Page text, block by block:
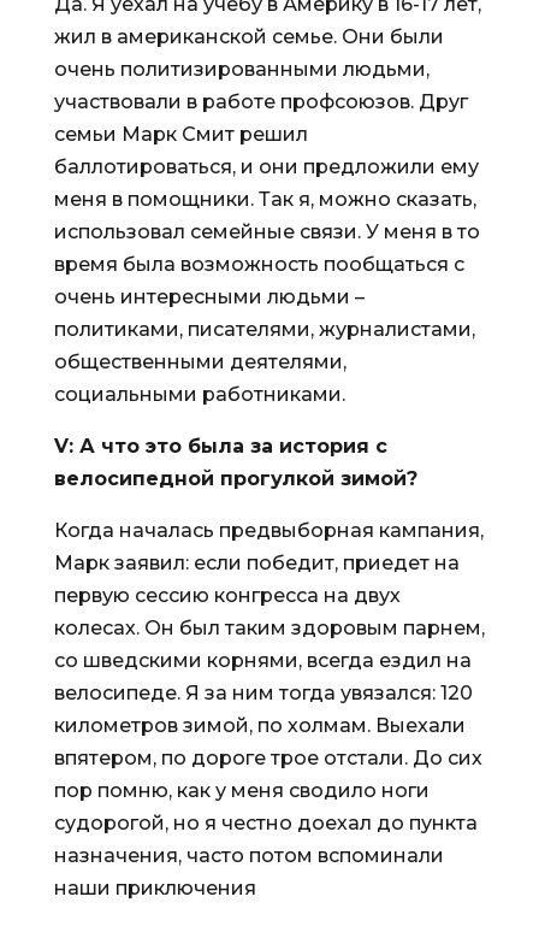
жил в американской семье. Они были
очень политизированными людьми,
участвовали в работе профсоюзов. Друг
семьи Марк Смит решил
баллотироваться, и они предложили ему
меня в помощники. Так я, можно сказать,
использовал семейные связи. У меня в то
время была возможность пообщаться с
очень интересными людьми –
политиками, писателями, журналистами,
общественными деятелями,
социальными работниками.
V: А что это была за история с
велосипедной прогулкой зимой?
Когда началась предвыборная кампания,
Марк заявил: если победит, приедет на
первую сессию конгресса на двух
колесах. Он был таким здоровым парнем,
со шведскими корнями, всегда ездил на
велосипеде. Я за ним тогда увязался: 120
километров зимой, по холмам. Выехали
впятером, по дороге трое отстали. До сих
пор помню, как у меня сводило ноги
судорогой, но я честно доехал до пункта
назначения, часто потом вспоминали
наши приключения